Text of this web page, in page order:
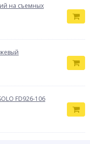
на съемных
FD926-106